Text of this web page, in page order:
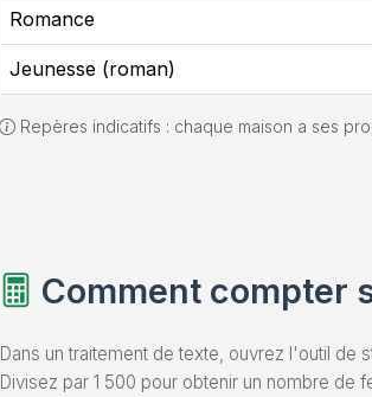
Romance
Jeunesse (roman)
Repères indicatifs : chaque maison a ses
Comment compter
Dans un traitement de texte, ouvrez l'outil
Divisez par 1 500 pour obtenir un nombre